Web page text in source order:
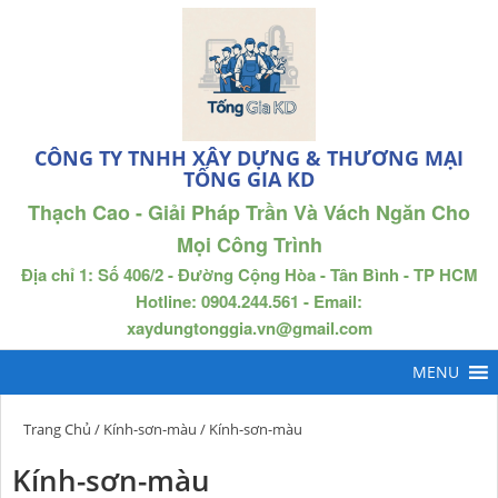
CÔNG TY TNHH XÂY DỰNG & THƯƠNG MẠI
TỐNG GIA KD
Thạch Cao - Giải Pháp Trần Và Vách Ngăn Cho
Mọi Công Trình
Địa chỉ 1: Số 406/2 - Đường Cộng Hòa - Tân Bình - TP HCM
Hotline: 0904.244.561 - Email:
xaydungtonggia.vn@gmail.com
Trang Chủ / Kính-sơn-màu / Kính-sơn-màu
Kính-sơn-màu